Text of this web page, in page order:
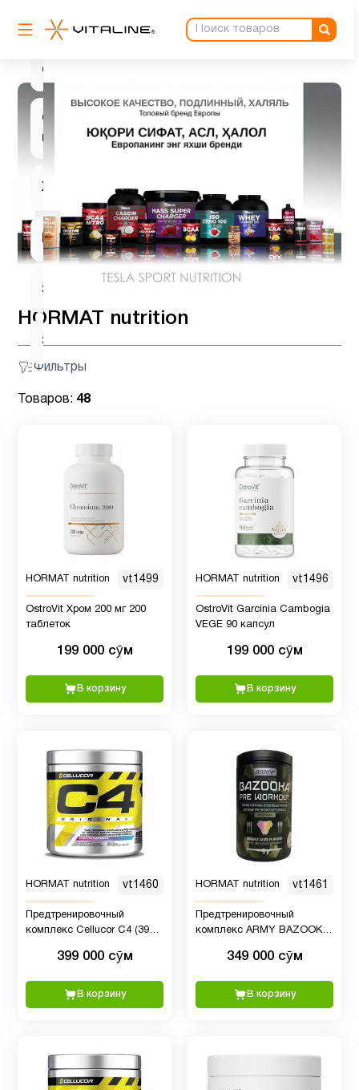
HORMAT nutrition
Фильтры
Рыбий
Омега-3
Спорт
питание
39
Хром
Цинк
Электролиты
Энергетик
Товаров: 48
HORMAT nutrition vt1499
OstroVit Хром 200 мг 200
таблеток
199 000 сӯм
В корзину
HORMAT nutrition vt1496
OstroVit Garcinia Cambogia
VEGE 90 капсул
199 000 сӯм
В корзину
HORMAT nutrition vt1460
Предтренировочный
комплекс Cellucor C4 (390
399 000 сӯм
В корзину
HORMAT nutrition vt1461
Предтренировочный
комплекс ARMY BAZOOKA
380 гр пищвая добавка
349 000 сӯм
В корзину